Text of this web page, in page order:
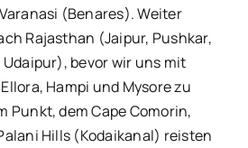
(Benares). Weiter
Rajasthan (Jaipur, Pushkar,
bevor wir uns mit
Hampi und Mysore zu
Punkt, dem Cape Comorin,
Hills (Kodaikanal) reisten